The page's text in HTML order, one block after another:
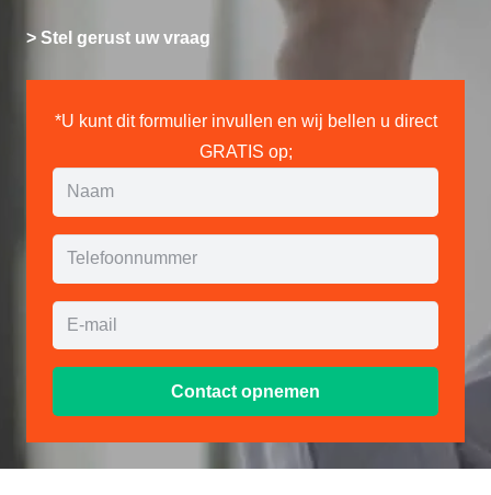
> Stel gerust uw vraag
*U kunt dit formulier invullen en wij bellen u direct
GRATIS op;
Contact opnemen